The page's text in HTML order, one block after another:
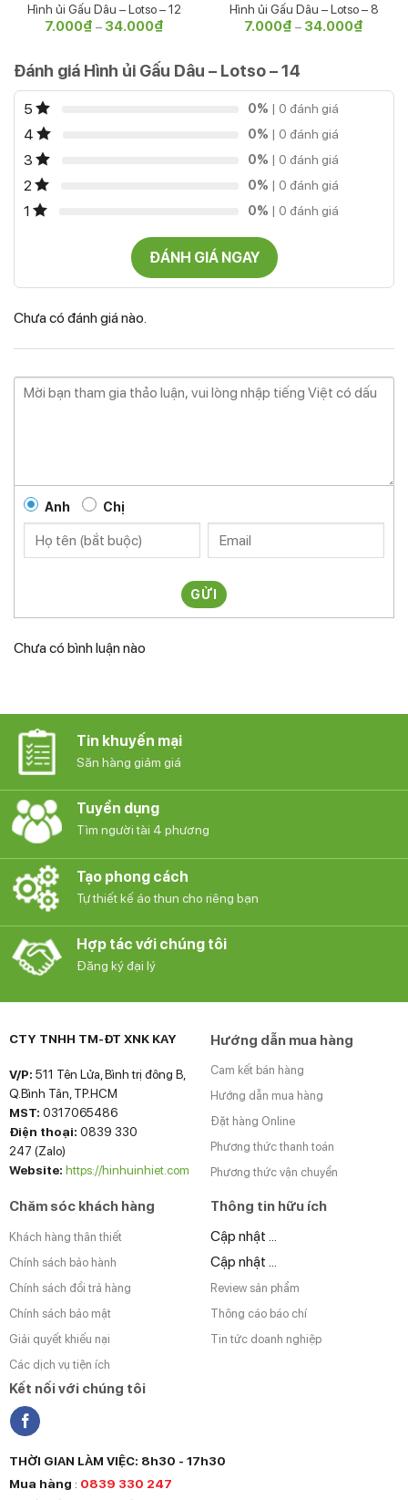
Hình ủi Gấu Dâu – Lotso – 12
7.000₫ – 34.000₫
7.000₫
đến
Hình ủi Gấu Dâu – Lotso – 8
7.000₫ – 34.000₫
Đánh giá Hình ủi Gấu Dâu – Lotso – 14
5 0% | 0 đánh giá
4 0% | 0 đánh giá
3 0% | 0 đánh giá
2 0% | 0 đánh giá
1 0% | 0 đánh giá
ĐÁNH GIÁ NGAY
Chưa có đánh giá nào.
Anh Chị
GỬI
Chưa có bình luận nào
Tin khuyến mại
Săn hàng giảm giá
Tuyển dụng
Tìm người tài 4 phương
Tạo phong cách
Tự thiết kế áo thun cho riêng bạn
Hợp tác với chúng tôi
Đăng ký đại lý
CTY TNHH TM-ĐT XNK KAY
V/P: 511 Tên Lửa, Bình trị đông B,
Q.Bình Tân, TP.HCM
MST: 0317065486
Điện thoại: 0839 330
247 (Zalo)
Website: https://hinhuinhiet.com
Hướng dẫn mua hàng
Cam kết bán hàng
Hướng dẫn mua hàng
Đặt hàng Online
Phương thức thanh toán
Phương thức vận chuyển
Chăm sóc khách hàng
Khách hàng thân thiết
Chính sách bảo hành
Chính sách đổi trả hàng
Chính sách bảo mật
Giải quyết khiếu nại
Các dịch vụ tiện ích
Thông tin hữu ích
Cập nhật ...
Cập nhật ...
Review sản phẩm
Thông cáo báo chí
Tin tức doanh nghiệp
Kết nối với chúng tôi
THỜI GIAN LÀM VIỆC: 8h30 - 17h30
Mua hàng : 0839 330 247